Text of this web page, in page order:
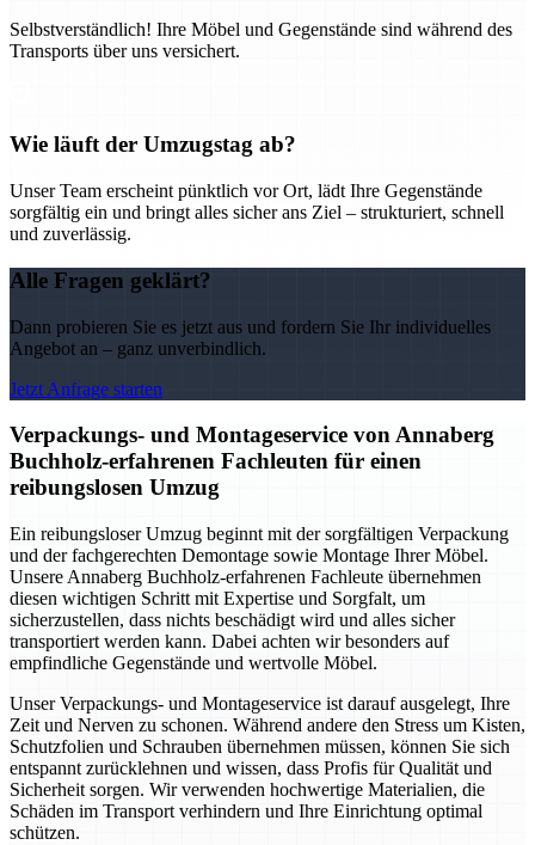
Selbstverständlich! Ihre Möbel und Gegenstände sind während des
Transports über uns versichert.
Wie läuft der Umzugstag ab?
Unser Team erscheint pünktlich vor Ort, lädt Ihre Gegenstände
sorgfältig ein und bringt alles sicher ans Ziel – strukturiert, schnell
und zuverlässig.
Alle Fragen geklärt?
Dann probieren Sie es jetzt aus und fordern Sie Ihr individuelles
Angebot an – ganz unverbindlich.
Jetzt Anfrage starten
Verpackungs- und Montageservice von Annaberg
Buchholz-erfahrenen Fachleuten für einen
reibungslosen Umzug
Ein reibungsloser Umzug beginnt mit der sorgfältigen Verpackung
und der fachgerechten Demontage sowie Montage Ihrer Möbel.
Unsere Annaberg Buchholz-erfahrenen Fachleute übernehmen
diesen wichtigen Schritt mit Expertise und Sorgfalt, um
sicherzustellen, dass nichts beschädigt wird und alles sicher
transportiert werden kann. Dabei achten wir besonders auf
empfindliche Gegenstände und wertvolle Möbel.
Unser Verpackungs- und Montageservice ist darauf ausgelegt, Ihre
Zeit und Nerven zu schonen. Während andere den Stress um Kisten,
Schutzfolien und Schrauben übernehmen müssen, können Sie sich
entspannt zurücklehnen und wissen, dass Profis für Qualität und
Sicherheit sorgen. Wir verwenden hochwertige Materialien, die
Schäden im Transport verhindern und Ihre Einrichtung optimal
schützen.